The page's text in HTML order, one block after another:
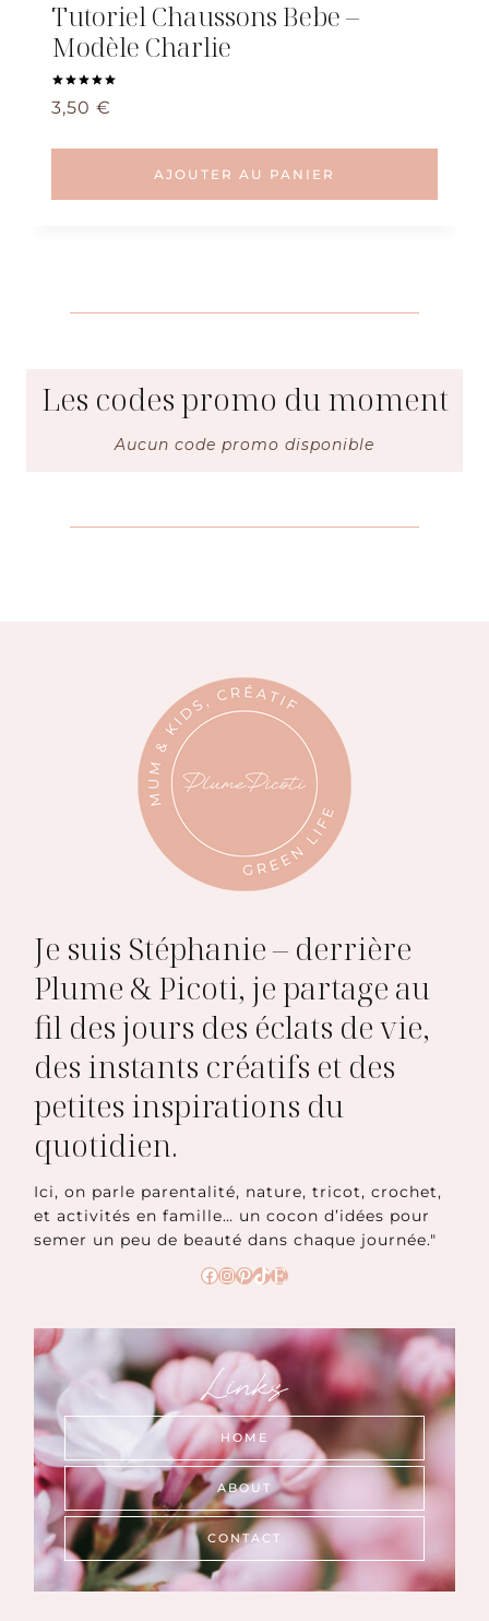
Tutoriel Chaussons Bebe –
Modèle Charlie
Note
5.00
3,50 €
AJOUTER AU PANIER
Les codes promo du moment
Aucun code promo disponible
Je suis Stéphanie – derrière
Plume & Picoti, je partage au
fil des jours des éclats de vie,
des instants créatifs et des
petites inspirations du
quotidien.
Ici, on parle parentalité, nature, tricot, crochet,
et activités en famille… un cocon d’idées pour
semer un peu de beauté dans chaque journée."
Facebook
Instagram
Pinterest
TikTok
Etsy
Links
HOME
ABOUT
CONTACT